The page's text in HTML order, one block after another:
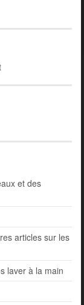
et des
articles sur les
laver à la main